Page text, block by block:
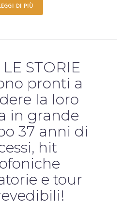
DI PIÙ
STORIE
pronti a
la loro
in grande
37 anni di
hit
e tour